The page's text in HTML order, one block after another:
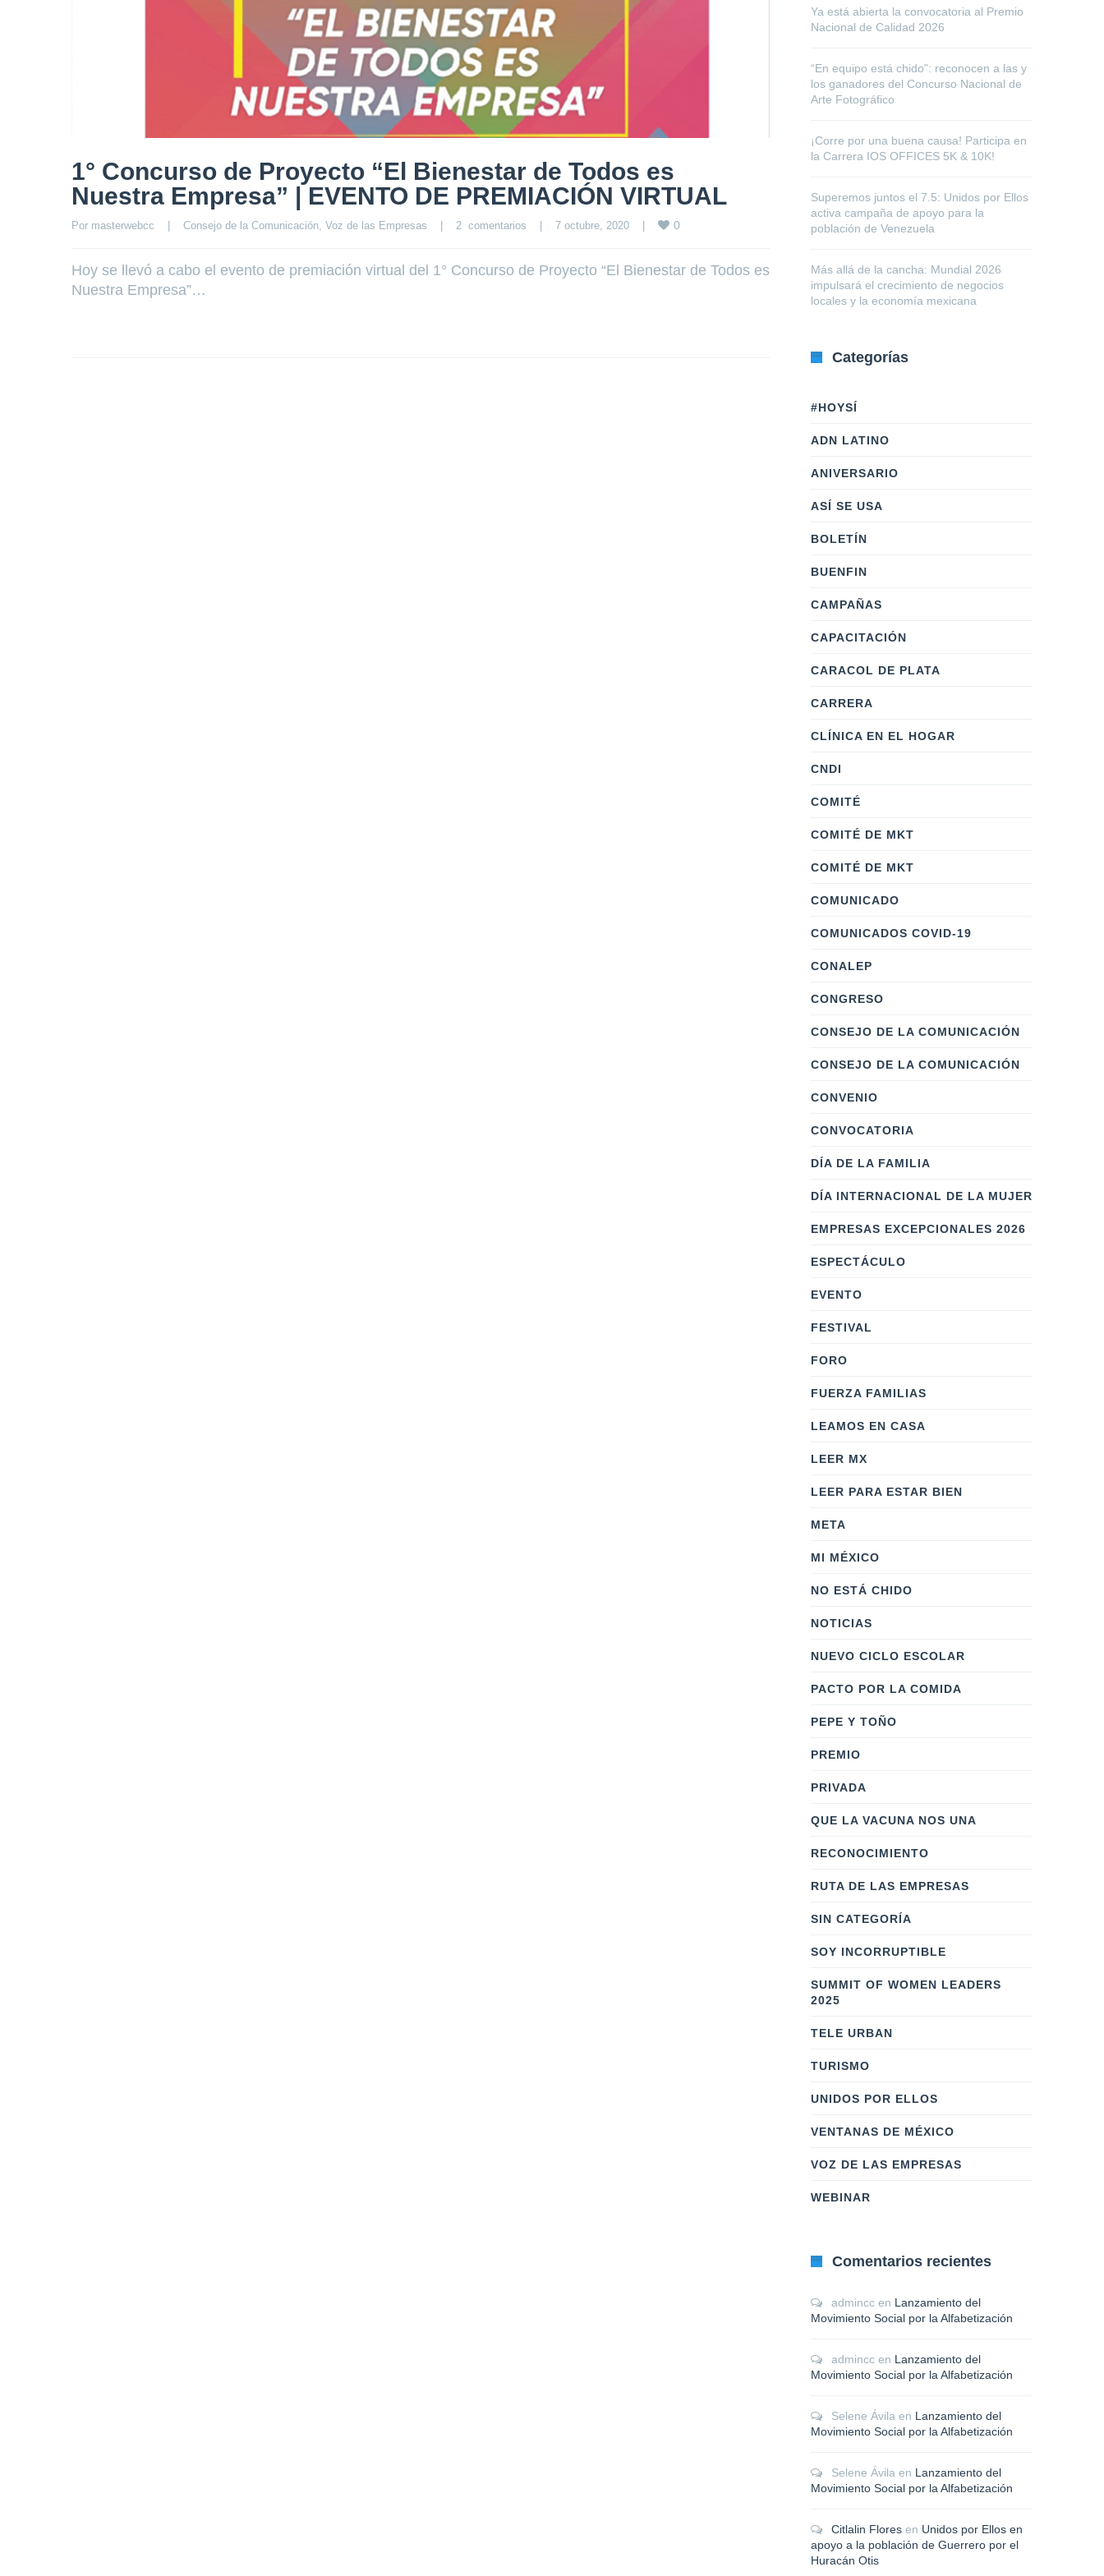
1° Concurso de Proyecto “El Bienestar de Todos es
Nuestra Empresa” | EVENTO DE PREMIACIÓN VIRTUAL
Por masterwebcc Consejo de la Comunicación, Voz de las Empresas 2  comentarios 7 octubre, 2020 0
Hoy se llevó a cabo el evento de premiación virtual del 1° Concurso de Proyecto “El Bienestar de Todos es
Nuestra Empresa”…
Ya está abierta la convocatoria al Premio
Nacional de Calidad 2026
“En equipo está chido”: reconocen a las y
los ganadores del Concurso Nacional de
Arte Fotográfico
¡Corre por una buena causa! Participa en
la Carrera IOS OFFICES 5K & 10K!
Superemos juntos el 7.5: Unidos por Ellos
activa campaña de apoyo para la
población de Venezuela
Más allá de la cancha: Mundial 2026
impulsará el crecimiento de negocios
locales y la economía mexicana
Categorías
#HOYSÍ
ADN LATINO
ANIVERSARIO
ASÍ SE USA
BOLETÍN
BUENFIN
CAMPAÑAS
CAPACITACIÓN
CARACOL DE PLATA
CARRERA
CLÍNICA EN EL HOGAR
CNDI
COMITÉ
COMITÉ DE MKT
COMITÉ DE MKT
COMUNICADO
COMUNICADOS COVID-19
CONALEP
CONGRESO
CONSEJO DE LA COMUNICACIÓN
CONSEJO DE LA COMUNICACIÓN
CONVENIO
CONVOCATORIA
DÍA DE LA FAMILIA
DÍA INTERNACIONAL DE LA MUJER
EMPRESAS EXCEPCIONALES 2026
ESPECTÁCULO
EVENTO
FESTIVAL
FORO
FUERZA FAMILIAS
LEAMOS EN CASA
LEER MX
LEER PARA ESTAR BIEN
META
MI MÉXICO
NO ESTÁ CHIDO
NOTICIAS
NUEVO CICLO ESCOLAR
PACTO POR LA COMIDA
PEPE Y TOÑO
PREMIO
PRIVADA
QUE LA VACUNA NOS UNA
RECONOCIMIENTO
RUTA DE LAS EMPRESAS
SIN CATEGORÍA
SOY INCORRUPTIBLE
SUMMIT OF WOMEN LEADERS
2025
TELE URBAN
TURISMO
UNIDOS POR ELLOS
VENTANAS DE MÉXICO
VOZ DE LAS EMPRESAS
WEBINAR
Comentarios recientes
admincc en Lanzamiento del
Movimiento Social por la Alfabetización
admincc en Lanzamiento del
Movimiento Social por la Alfabetización
Selene Ávila en Lanzamiento del
Movimiento Social por la Alfabetización
Selene Ávila en Lanzamiento del
Movimiento Social por la Alfabetización
Citlalin Flores en Unidos por Ellos en
apoyo a la población de Guerrero por el
Huracán Otis